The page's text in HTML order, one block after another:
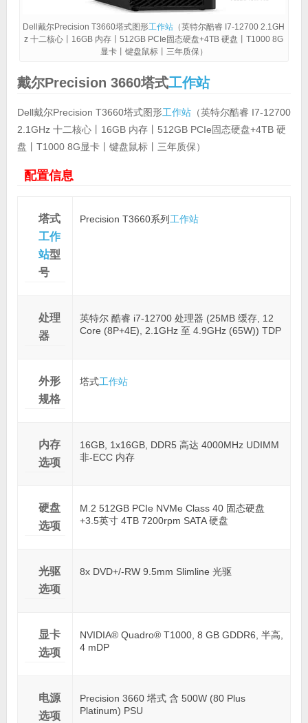
Dell戴尔Precision T3660塔式图形工作站 （英特尔酷睿 I7-12700 2.1GH
z 十二核心丨16GB 内存丨512GB PCIe固态硬盘+4TB 硬盘丨T1000 8G
显卡丨键盘鼠标丨三年质保）
戴尔Precision 3660塔式工作站
Dell戴尔Precision T3660塔式图形工作站（英特尔酷睿 I7-12700
2.1GHz 十二核心丨16GB 内存丨512GB PCIe固态硬盘+4TB 硬
盘丨T1000 8G显卡丨键盘鼠标丨三年质保）
配置信息
塔式
工作
站型
号
Precision T3660系列 工作站
处理
器
英特尔 酷睿 i7-12700 处理器 (25MB 缓存, 12
Core (8P+4E), 2.1GHz 至 4.9GHz (65W)) TDP
外形
规格
塔式工作站
内存
选项
16GB, 1x16GB, DDR5 高达 4000MHz UDIMM
非-ECC 内存
硬盘
选项
M.2 512GB PCIe NVMe Class 40 固态硬盘
+3.5英寸 4TB 7200rpm SATA 硬盘
光驱
选项
8x DVD+/-RW 9.5mm Slimline 光驱
显卡
选项
NVIDIA® Quadro® T1000, 8 GB GDDR6, 半高,
4 mDP
电源
选项
Precision 3660 塔式 含 500W (80 Plus
Platinum) PSU